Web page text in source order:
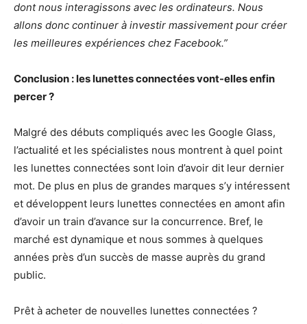
dont nous interagissons avec les ordinateurs. Nous
allons donc continuer à investir massivement pour créer
les meilleures expériences chez Facebook.”
Conclusion : les lunettes connectées vont-elles enfin
percer ?
Malgré des débuts compliqués avec les Google Glass,
l’actualité et les spécialistes nous montrent à quel point
les lunettes connectées sont loin d’avoir dit leur dernier
mot. De plus en plus de grandes marques s’y intéressent
et développent leurs lunettes connectées en amont afin
d’avoir un train d’avance sur la concurrence. Bref, le
marché est dynamique et nous sommes à quelques
années près d’un succès de masse auprès du grand
public.
Prêt à acheter de nouvelles lunettes connectées ?